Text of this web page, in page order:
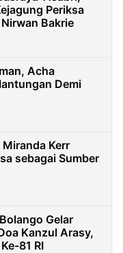
Periksa
Bakrie
Acha
Demi
Kerr
sebagai Sumber
Gelar
Kanzul Arasy,
81 RI